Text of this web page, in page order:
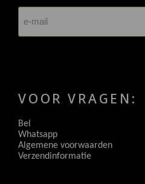
VOOR VRAGEN:
Bel
Whatsapp
Algemene voorwaarden
Verzendinformatie